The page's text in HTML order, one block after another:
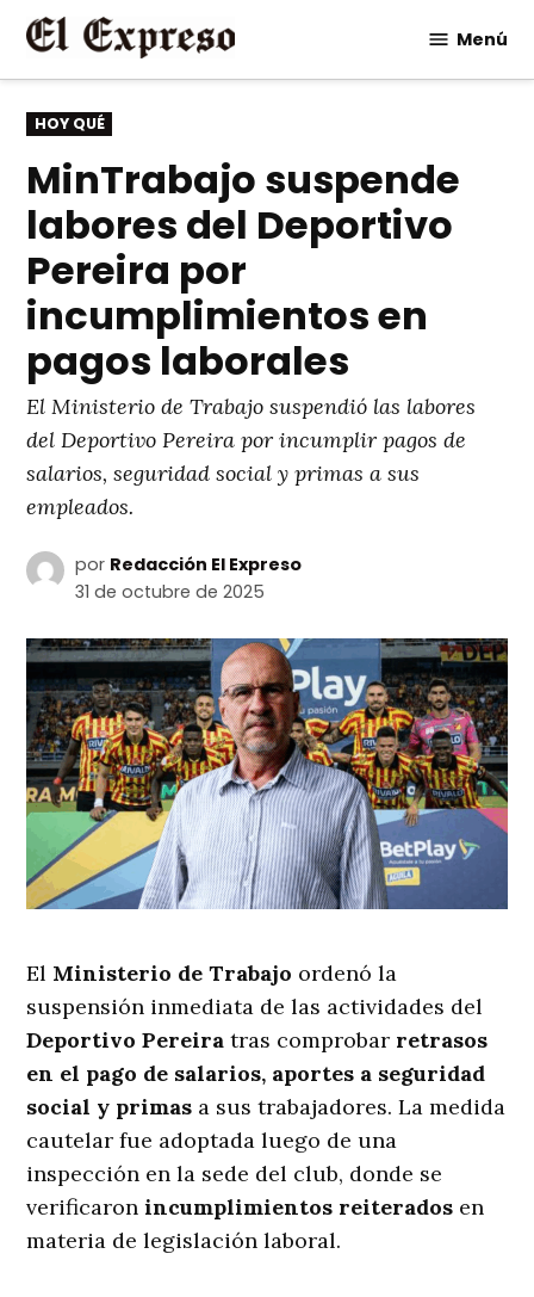
Saltar
contenido
Menú
PUBLICADO
EN
HOY QUÉ
MinTrabajo suspende
labores del Deportivo
Pereira por
incumplimientos en
pagos laborales
El Ministerio de Trabajo suspendió las labores
del Deportivo Pereira por incumplir pagos de
salarios, seguridad social y primas a sus
empleados.
por Redacción El Expreso
31 de octubre de 2025
El Ministerio de Trabajo ordenó la
suspensión inmediata de las actividades del
Deportivo Pereira tras comprobar retrasos
en el pago de salarios, aportes a seguridad
social y primas a sus trabajadores. La medida
cautelar fue adoptada luego de una
inspección en la sede del club, donde se
verificaronincumplimientos reiterados en
materia de legislación laboral.